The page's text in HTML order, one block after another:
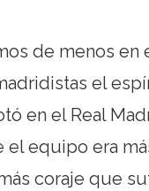
de menos en
el
en el Real
el equipo era
coraje que